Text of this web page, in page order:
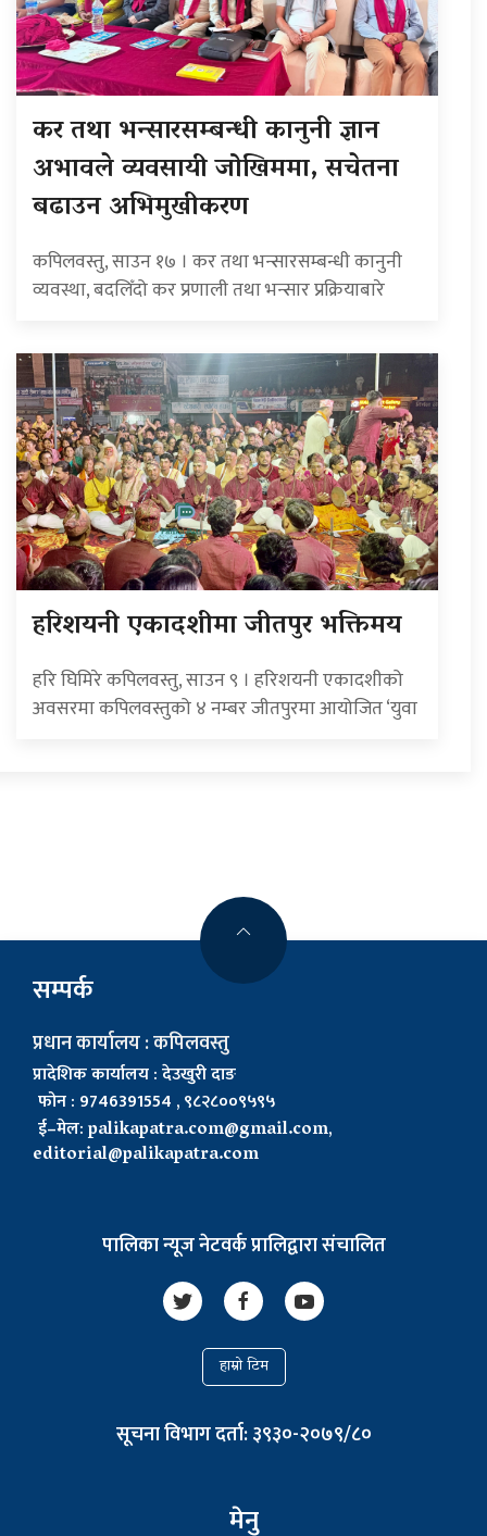
कर तथा भन्सारसम्बन्धी कानुनी ज्ञान
अभावले व्यवसायी जोखिममा, सचेतना
बढाउन अभिमुखीकरण
कपिलवस्तु, साउन १७ । कर तथा भन्सारसम्बन्धी कानुनी
व्यवस्था, बदलिँदो कर प्रणाली तथा भन्सार प्रक्रियाबारे
हरिशयनी एकादशीमा जीतपुर भक्तिमय
हरि घिमिरे कपिलवस्तु, साउन ९ । हरिशयनी एकादशीको
अवसरमा कपिलवस्तुको ४ नम्बर जीतपुरमा आयोजित ‘युवा
सम्पर्क
प्रधान कार्यालय : कपिलवस्तु
प्रादेशिक कार्यालय : देउखुरी दाङ
फोन : 9746391554 , ९८२८००९५९५
ई–मेल:palikapatra.com@gmail.com,
editorial@palikapatra.com
पालिका न्यूज नेटवर्क प्रालिद्वारा संचालित
हाम्रो टिम
सूचना विभाग दर्ता: ३९३०-२०७९/८०
मेनु